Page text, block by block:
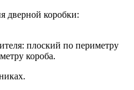
дверной коробки:
плоский по периметру
короба.